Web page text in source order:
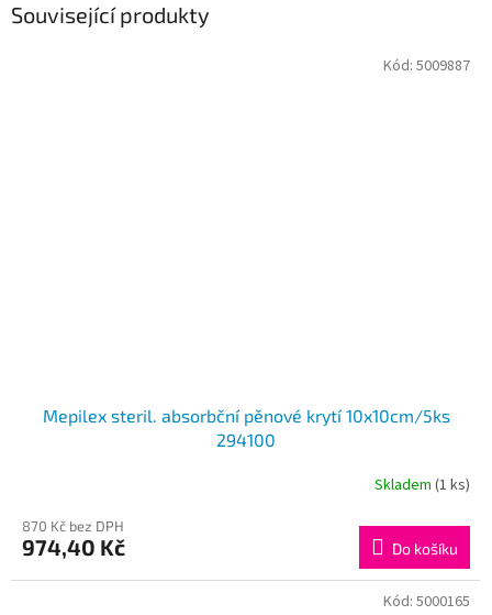
Související produkty
Mepilex steril. absorbční pěnové krytí 10x10cm/5ks
294100
Skladem (1 ks)
870 Kč bez DPH
974,40 Kč Do košíku
Kód: 5009887
Kód: 5000165